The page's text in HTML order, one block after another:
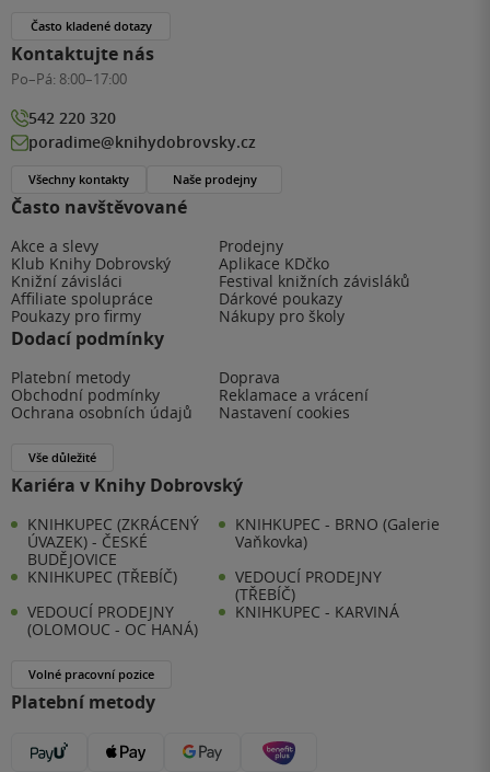
Často navštěvované
Akce a slevy
Prodejny
Klub Knihy Dobrovský
Aplikace KDčko
Knižní závisláci
Festival knižních závisláků
Affiliate spolupráce
Dárkové poukazy
Poukazy pro firmy
Nákupy pro školy
Dodací podmínky
Platební metody
Doprava
Obchodní podmínky
Reklamace a vrácení
Ochrana osobních údajů
Nastavení cookies
Vše důležité
Kariéra v Knihy Dobrovský
KNIHKUPEC (ZKRÁCENÝ
ÚVAZEK) - ČESKÉ
BUDĚJOVICE
KNIHKUPEC - BRNO (Galerie
Vaňkovka)
KNIHKUPEC (TŘEBÍČ)
VEDOUCÍ PRODEJNY
(TŘEBÍČ)
VEDOUCÍ PRODEJNY
(OLOMOUC - OC HANÁ)
KNIHKUPEC - KARVINÁ
Volné pracovní pozice
Platební metody
Často kladené dotazy
Kontaktujte nás
Po–Pá: 8:00–17:00
542 220 320
poradime@knihydobrovsky.cz
Všechny kontakty Naše prodejny